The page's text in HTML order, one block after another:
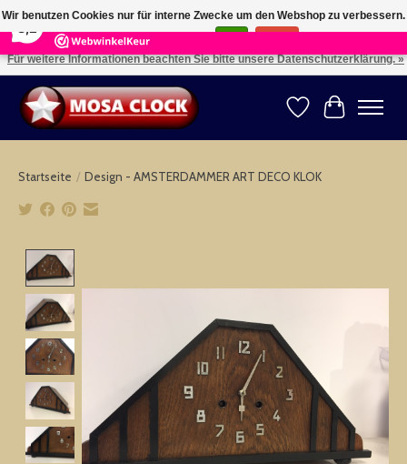
164 Reviews ×
Kies uw taal: NL -- Wählen Sie ihre Sprache: DE -- Choose your language: EN ⇓ ⇒
Wunschzettel
Ihr
Startseite / Design - AMSTERDAMMER ART DECO KLOK
Wir benutzen Cookies nur für interne Zwecke um den Webshop zu verbessern.
Ist das in Ordnung?
Für weitere Informationen beachten Sie bitte unsere Datenschutzerklärung. »